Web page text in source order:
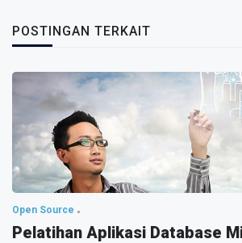
POSTINGAN TERKAIT
Open Source
Pelatihan Aplikasi Database